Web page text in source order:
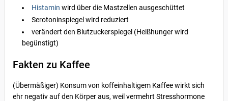
Histamin wird über die Mastzellen ausgeschüttet
Serotoninspiegel wird reduziert
verändert den Blutzuckerspiegel (Heißhunger wird
begünstigt)
Fakten zu Kaffee
(Übermäßiger) Konsum von koffeinhaltigem Kaffee wirkt sich
ehr negativ auf den Körper aus, weil vermehrt Stresshormone